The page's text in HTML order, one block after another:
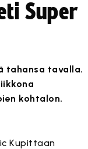
Super
tahansa tavalla.
kohtalon.
Kupittaan